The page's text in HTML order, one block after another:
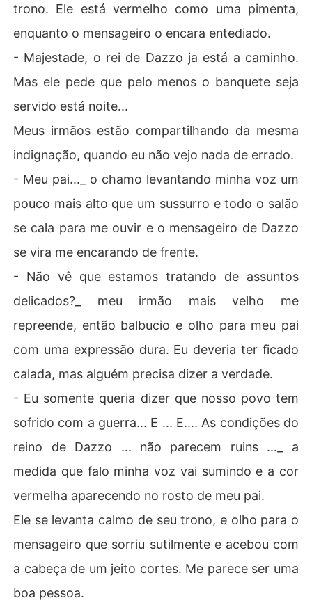
trono. Ele está vermelho como uma pimenta,
enquanto o mensageiro o encara entediado.
- Majestade, o rei de Dazzo ja está a caminho.
Mas ele pede que pelo menos o banquete seja
servido está noite...
Meus irmãos estão compartilhando da mesma
indignação, quando eu não vejo nada de errado.
- Meu pai..._ o chamo levantando minha voz um
pouco mais alto que um sussurro e todo o salão
se cala para me ouvir e o mensageiro de Dazzo
se vira me encarando de frente.
- Não vê que estamos tratando de assuntos
delicados?_ meu irmão mais velho me
repreende, então balbucio e olho para meu pai
com uma expressão dura. Eu deveria ter ficado
calada, mas alguém precisa dizer a verdade.
- Eu somente queria dizer que nosso povo tem
sofrido com a guerra... E ... E.... As condições do
reino de Dazzo ... não parecem ruins ..._ a
medida que falo minha voz vai sumindo e a cor
vermelha aparecendo no rosto de meu pai.
Ele se levanta calmo de seu trono, e olho para o
mensageiro que sorriu sutilmente e acebou com
a cabeça de um jeito cortes. Me parece ser uma
boa pessoa.